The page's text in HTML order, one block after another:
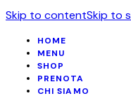
Skip to contentSkip to
HOME
MENU
SHOP
PRENOTA
CHI SIAMO